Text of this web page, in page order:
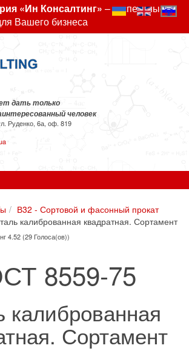
«Ин Консалтинг» – экспертные
Вашего бизнеса
дать только
человек
Руденко, 6а, оф. 819
В32 - Сортовой и фасонный прокат
калиброванная квадратная. Сортамент
4.52 (29 Голоса(ов))
8559-75
калиброванная
Сортамент